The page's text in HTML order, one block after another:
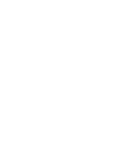
Az Osped Univ di